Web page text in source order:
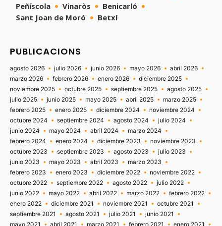
Peñíscola
Vinaròs
Benicarló
Sant Joan de Moró
Betxí
PUBLICACIONS
agosto 2026 julio 2026 junio 2026 mayo 2026
abril 2026
marzo 2026
febrero 2026 enero 2026
diciembre 2025
noviembre 2025
octubre 2025 septiembre 2025
agosto 2025
julio 2025
junio 2025 mayo 2025 abril 2025
marzo 2025
febrero 2025
enero 2025 diciembre 2024
noviembre 2024
octubre 2024
septiembre 2024 agosto 2024
julio 2024
junio 2024
mayo 2024 abril 2024
marzo 2024
febrero 2024
enero 2024 diciembre 2023
noviembre 2023
octubre 2023
septiembre 2023 agosto 2023
julio 2023
junio 2023
mayo 2023 abril 2023
marzo 2023
febrero 2023
enero 2023 diciembre 2022
noviembre 2022
octubre 2022
septiembre 2022 agosto 2022
julio 2022
junio 2022
mayo 2022 abril 2022 marzo 2022
febrero 2022
enero 2022
diciembre 2021 noviembre 2021
octubre 2021
septiembre 2021
agosto 2021 julio 2021
junio 2021
mayo 2021
abril 2021 marzo 2021 febrero 2021
enero 2021